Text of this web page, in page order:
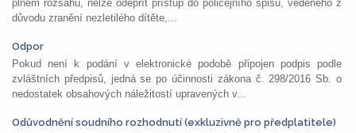
plném rozsahu, nelze odepřít přístup do policejního spisu, vedeného z
důvodu zranění nezletilého dítěte,...
Odpor
Pokud není k podání v elektronické podobě připojen podpis podle
zvláštních předpisů, jedná se po účinnosti zákona č. 298/2016 Sb. o
nedostatek obsahových náležitostí upravených v...
Odůvodnění soudního rozhodnutí (exkluzivně pro předplatitele)